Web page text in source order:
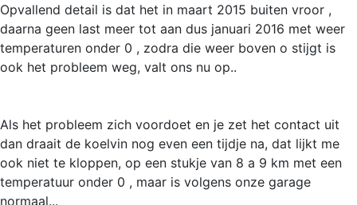
Opvallend detail is dat het in maart 2015 buiten vroor ,
daarna geen last meer tot aan dus januari 2016 met weer
temperaturen onder 0 , zodra die weer boven o stijgt is
ook het probleem weg, valt ons nu op..
Als het probleem zich voordoet en je zet het contact uit
dan draait de koelvin nog even een tijdje na, dat lijkt me
ook niet te kloppen, op een stukje van 8 a 9 km met een
temperatuur onder 0 , maar is volgens onze garage
normaal...